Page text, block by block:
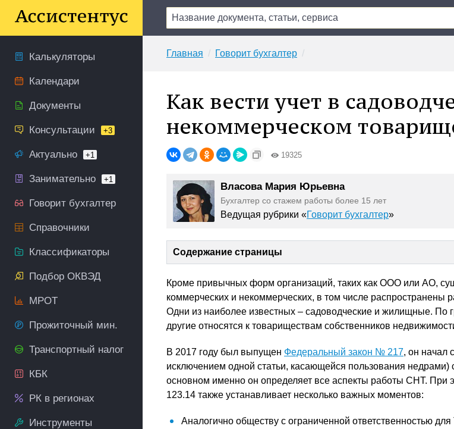
Калькуляторы
Календари
Документы
Консультации +3
Актуально +1
Занимательно +1
Говорит бухгалтер
Справочники
Классификаторы
Подбор ОКВЭД
МРОТ
Прожиточный мин.
Транспортный налог
КБК
РК в регионах
Инструменты
Главная Говорит бухгалтер
Как вести учет в
некоммерческом
19325
Власова Мария Юрьевна
Бухгалтер со стажем работы более 15 лет
Ведущая рубрики «Говорит бухгалтер»
Содержание страницы
Кроме привычных форм организаций, таких как ООО или АО,
коммерческих и некоммерческих, в том числе распространены
Одни из наиболее известных – садоводческие и жилищные. По
другие относятся к товариществам собственников
В 2017 году был выпущен Федеральный закон № 217, он начал
исключением одной статьи, касающейся пользования недрами)
основном именно он определяет все аспекты работы СНТ. При
123.14 также устанавливает несколько важных моментов:
Аналогично обществу с ограниченной ответственностью